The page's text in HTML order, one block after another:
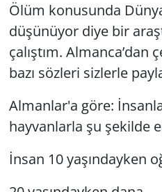
Ölüm konusunda
düşünüyor diye bir
çalıştım. Almanca’dan
bazı sözleri sizlerle
Almanlar'a göre:
hayvanlarla şu şekilde
İnsan 10 yaşındayken